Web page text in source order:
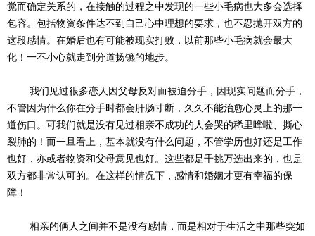
觉而确定关系的，在接触的过程之中发现的一些小毛病也大多会选择
包容。包括物资条件达不到自己心中理想的要求，也不忍抛开双方的
这段感情。在婚后也有可能被现实打败，以前那些小毛病就会最大
化！一不小心就走到分道扬镳的地步。
我们见过很多恋人因父母反对而被迫分手，因现实问题而分手，
不管因为什么你在分手时都会肝肠寸断，久久不能治愈心灵上的那一
道伤口。可我们就是没有见过相亲不成功的人会哭的稀里哗啦、撕心
裂肺的！而一旦看上，基本就没有什么问题，不管学历也好还是工作
也好，亦或者物资和父母意见也好。这些都是千挑万选出来的，也是
双方都非常认可的。在这样的情况下，感情和婚姻才更有幸福的保
障！
相亲的俩人之间并不是没有感情，而是相对于生活之中那些突如